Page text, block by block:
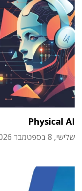
Physical AI
שלישי, 8 בספטמבר 2026